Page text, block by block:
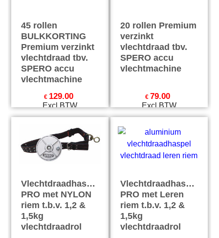
45 rollen
BULKKORTING
Premium verzinkt
vlechtdraad tbv.
SPERO accu
vlechtmachine
€ 129.00
Excl.BTW
20 rollen Premium
verzinkt
vlechtdraad tbv.
SPERO accu
vlechtmachine
€ 79.00
Excl.BTW
Vlechtdraadhaspel
PRO met NYLON
riem t.b.v. 1,2 &
1,5kg
vlechtdraadrol
Vlechtdraadhaspel
PRO met Leren
riem t.b.v. 1,2 &
1,5kg
vlechtdraadrol